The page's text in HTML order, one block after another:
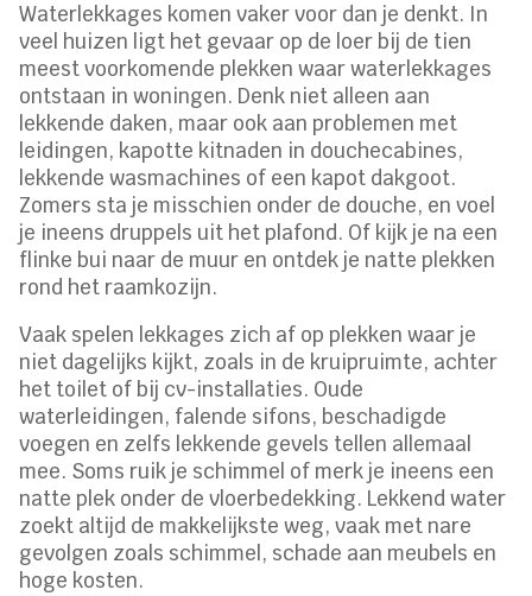
Waterlekkages komen vaker voor dan je denkt. In
veel huizen ligt het gevaar op de loer bij de tien
meest voorkomende plekken waar waterlekkages
ontstaan in woningen. Denk niet alleen aan
lekkende daken, maar ook aan problemen met
leidingen, kapotte kitnaden in douchecabines,
lekkende wasmachines of een kapot dakgoot.
Zomers sta je misschien onder de douche, en voel
je ineens druppels uit het plafond. Of kijk je na een
flinke bui naar de muur en ontdek je natte plekken
rond het raamkozijn.
Vaak spelen lekkages zich af op plekken waar je
niet dagelijks kijkt, zoals in de kruipruimte, achter
het toilet of bij cv-installaties. Oude
waterleidingen, falende sifons, beschadigde
voegen en zelfs lekkende gevels tellen allemaal
mee. Soms ruik je schimmel of merk je ineens een
natte plek onder de vloerbedekking. Lekkend water
zoekt altijd de makkelijkste weg, vaak met nare
gevolgen zoals schimmel, schade aan meubels en
hoge kosten.